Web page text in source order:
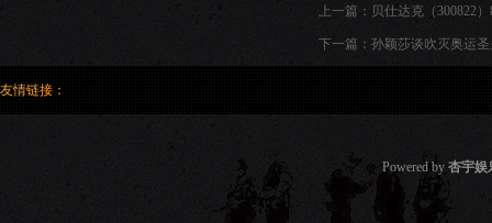
上一篇： 贝仕达克（300822
下一篇： 孙颖莎谈吹灭奥运
友情链接：
Powered by 杏宇娱